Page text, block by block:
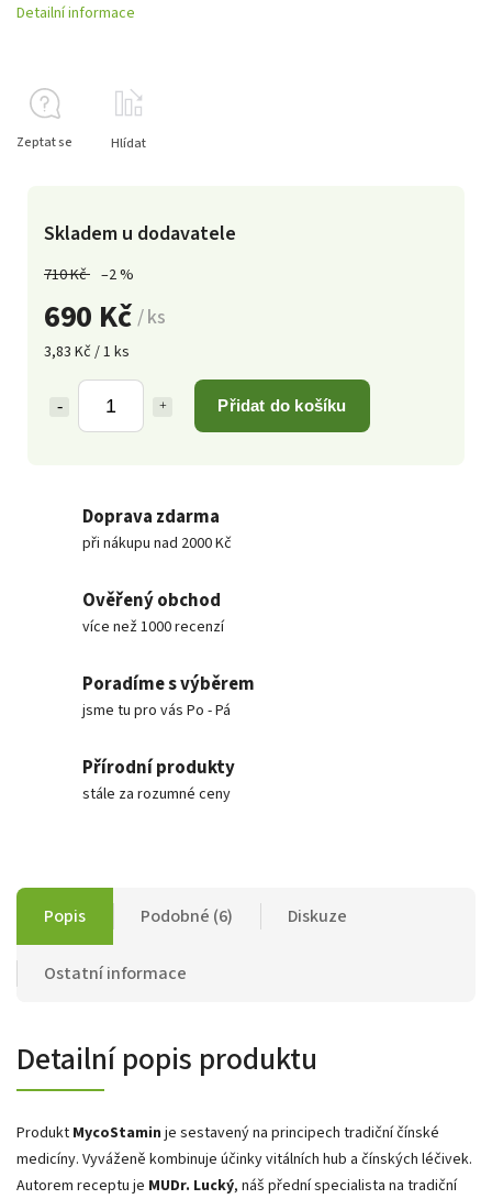
710 Kč –2 %
690 Kč / ks
3,83 Kč / 1 ks
Přidat do košíku
Skladem u dodavatele
Detailní informace
Zeptat se Hlídat
Doprava zdarma
při nákupu nad 2000 Kč
Ověřený obchod
více než 1000 recenzí
Poradíme s výběrem
jsme tu pro vás Po - Pá
Přírodní produkty
stále za rozumné ceny
Popis Podobné (6) Diskuze
Ostatní informace
Detailní popis produktu
Produkt MycoStamin je sestavený na principech tradiční čínské
medicíny. Vyváženě kombinuje účinky vitálních hub a čínských léčivek.
Autorem receptu je MUDr. Lucký, náš přední specialista na tradiční